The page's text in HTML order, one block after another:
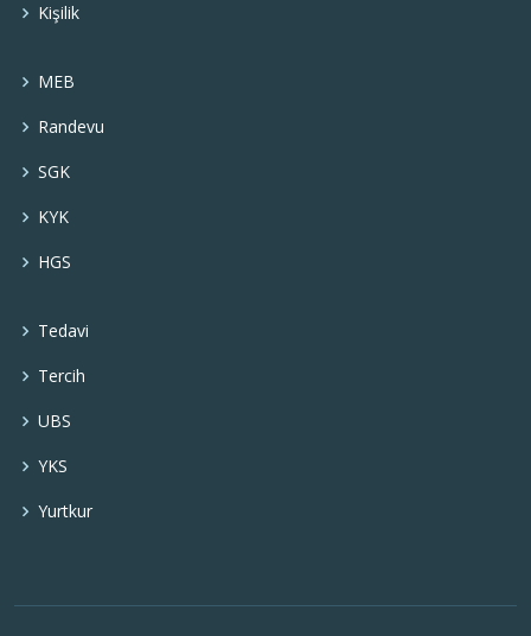
Kişilik
MEB
Randevu
SGK
KYK
HGS
Tedavi
Tercih
UBS
YKS
Yurtkur